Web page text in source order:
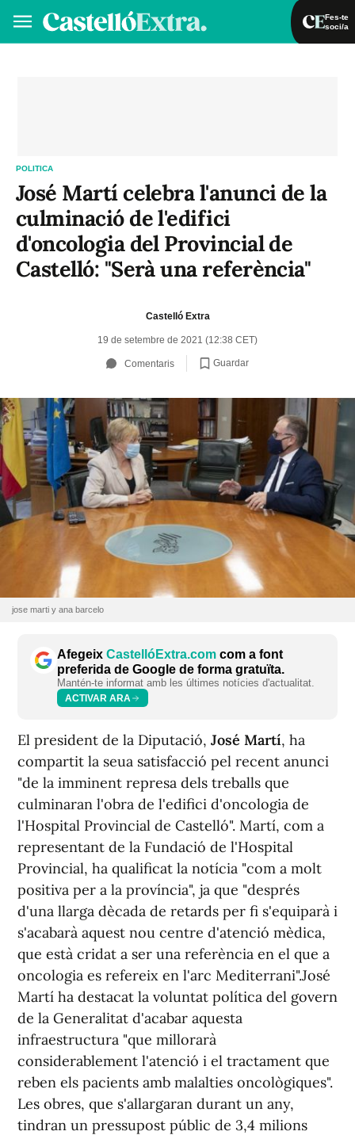
Fes-te
soci/a
POLITICA
José Martí celebra l'anunci de la
culminació de l'edifici
d'oncologia del Provincial de
Castelló: "Serà una referència"
Castelló Extra
19 de setembre de 2021 (12:38 CET)
Comentaris Guardar
jose marti y ana barcelo
Afegeix CastellóExtra.com com a font
preferida de Google de forma gratuïta.
Mantén-te informat amb les últimes notícies d'actualitat.
ACTIVAR ARA
El president de la Diputació, José Martí, ha
compartit la seua satisfacció pel recent anunci
"de la imminent represa dels treballs que
culminaran l'obra de l'edifici d'oncologia de
l'Hospital Provincial de Castelló". Martí, com a
representant de la Fundació de l'Hospital
Provincial, ha qualificat la notícia "com a molt
positiva per a la província", ja que "després
d'una llarga dècada de retards per fi s'equiparà i
s'acabarà aquest nou centre d'atenció mèdica,
que està cridat a ser una referència en el que a
oncologia es refereix en l'arc Mediterrani".José
Martí ha destacat la voluntat política del govern
de la Generalitat d'acabar aquesta
infraestructura "que millorarà
considerablement l'atenció i el tractament que
reben els pacients amb malalties oncològiques".
Les obres, que s'allargaran durant un any,
tindran un pressupost públic de 3,4 milions